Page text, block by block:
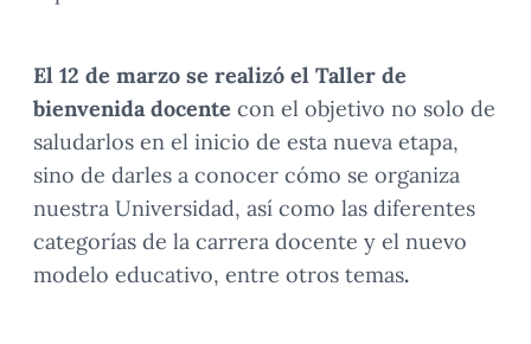
El 12 de marzo se realizó el Taller de
bienvenida docente con el objetivo no solo de
saludarlos en el inicio de esta nueva etapa,
sino de darles a conocer cómo se organiza
nuestra Universidad, así como las diferentes
categorías de la carrera docente y el nuevo
modelo educativo, entre otros temas.